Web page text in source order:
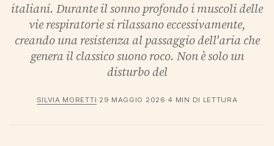
italiani. Durante il sonno profondo i muscoli delle
vie respiratorie si rilassano eccessivamente,
creando una resistenza al passaggio dell'aria che
genera il classico suono roco. Non è solo un
disturbo del
SILVIA MORETTI· 29 MAGGIO 2026 ·4 MIN DI LETTURA